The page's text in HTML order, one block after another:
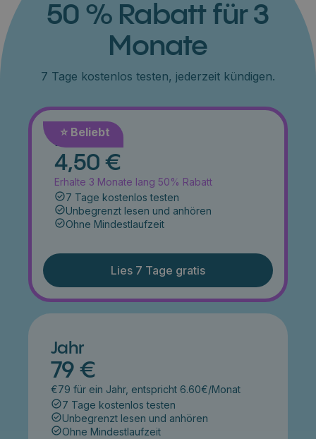
50 % Rabatt für 3
Monate
7 Tage kostenlos testen, jederzeit kündigen.
⭐️ Beliebt
Monat
4,50 €
Erhalte 3 Monate lang 50% Rabatt
7 Tage kostenlos testen
Unbegrenzt lesen und anhören
Ohne Mindestlaufzeit
Lies 7 Tage gratis
Jahr
79 €
€79 für ein Jahr, entspricht 6.60€/Monat
7 Tage kostenlos testen
Unbegrenzt lesen und anhören
Ohne Mindestlaufzeit